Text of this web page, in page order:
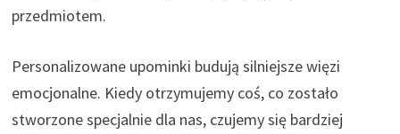
przedmiotem.
Personalizowane upominki budują silniejsze więzi
emocjonalne. Kiedy otrzymujemy coś, co zostało
stworzone specjalnie dla nas, czujemy się bardziej